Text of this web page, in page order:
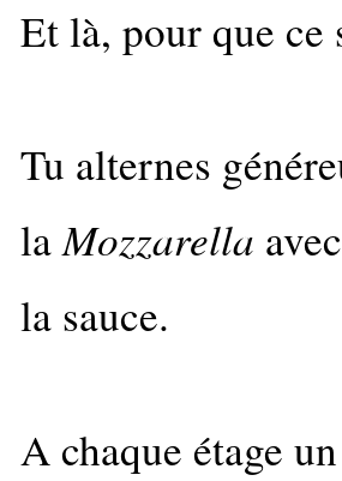
Et là, pour que
Tu alternes
laMozzarella
la sauce.
A chaque étage